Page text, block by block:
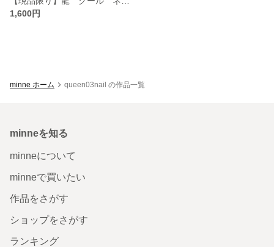
1,600円
minne ホーム queen03nail の作品一覧
minneを知る
minneについて
minneで買いたい
作品をさがす
ショップをさがす
ランキング